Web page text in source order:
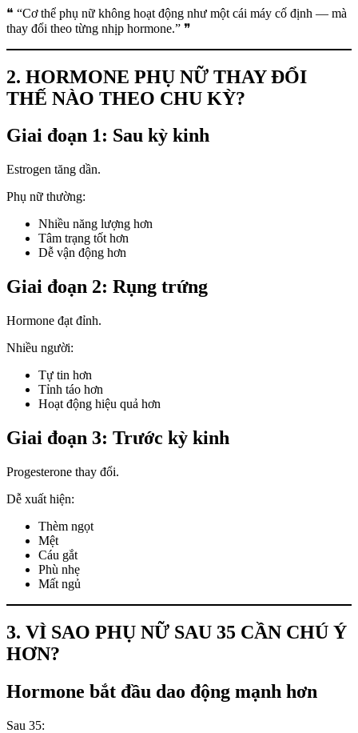
❝ “Cơ thể phụ nữ không hoạt động như một cái máy cố định — mà
thay đổi theo từng nhịp hormone.” ❞
2. HORMONE PHỤ NỮ THAY ĐỔI
THẾ NÀO THEO CHU KỲ?
Giai đoạn 1: Sau kỳ kinh
Estrogen tăng dần.
Phụ nữ thường:
Nhiều năng lượng hơn
Tâm trạng tốt hơn
Dễ vận động hơn
Giai đoạn 2: Rụng trứng
Hormone đạt đỉnh.
Nhiều người:
Tự tin hơn
Tỉnh táo hơn
Hoạt động hiệu quả hơn
Giai đoạn 3: Trước kỳ kinh
Progesterone thay đổi.
Dễ xuất hiện:
Thèm ngọt
Mệt
Cáu gắt
Phù nhẹ
Mất ngủ
3. VÌ SAO PHỤ NỮ SAU 35 CẦN CHÚ Ý
HƠN?
Hormone bắt đầu dao động mạnh hơn
Sau 35: